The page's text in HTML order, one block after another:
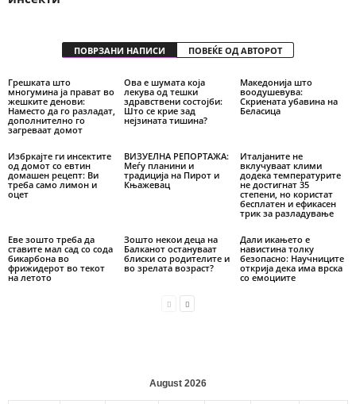
ПОВРЗАНИ НАПИСИ ПОВЕЌЕ ОД АВТОРОТ
Грешката што
многумина ја прават во
жешките денови:
Наместо да го разладат,
дополнително го
загреваат домот
Ова е шумата која
лекува од тешки
здравствени состојби:
Што се крие зад
нејзината тишина?
Македонија што
воодушевува:
Скриената убавина на
Беласица
Избркајте ги инсектите
од домот со евтин
домашен рецепт: Ви
треба само лимон и
оцет
ВИЗУЕЛНА РЕПОРТАЖА:
Меѓу планини и
традиција на Пирот и
Књажевац
Италјаните не
вклучуваат клими
додека температурите
не достигнат 35
степени, но користат
бесплатен и ефикасен
трик за разладување
Еве зошто треба да
ставите мал сад со сода
бикарбона во
фрижидерот во текот
на летото
Зошто некои деца на
Балканот остануваат
блиски со родителите и
во зрелата возраст?
Дали икањето е
навистина толку
безопасно: Научниците
открија дека има врска
со емоциите
August 2026